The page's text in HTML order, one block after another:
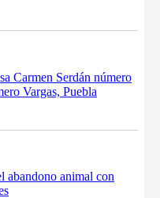
Carmen Serdán número
Vargas, Puebla
abandono animal con